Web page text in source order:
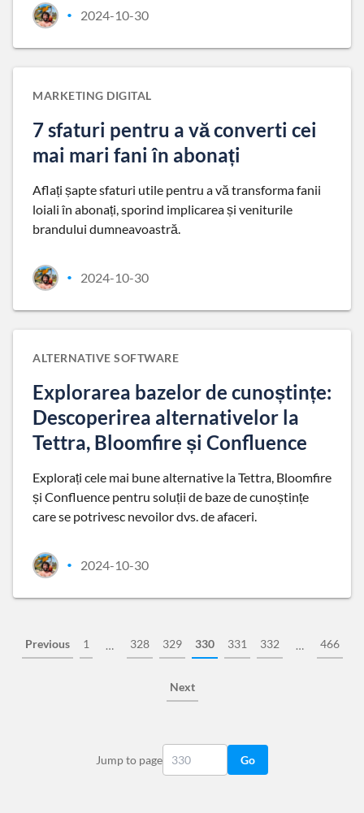
• 2024-10-30
MARKETING DIGITAL
7 sfaturi pentru a vă converti cei
mai mari fani în abonați
Aflați șapte sfaturi utile pentru a vă transforma fanii
loiali în abonați, sporind implicarea și veniturile
brandului dumneavoastră.
• 2024-10-30
ALTERNATIVE SOFTWARE
Explorarea bazelor de cunoștințe:
Descoperirea alternativelor la
Tettra, Bloomfire și Confluence
Explorați cele mai bune alternative la Tettra, Bloomfire
și Confluence pentru soluții de baze de cunoștințe
care se potrivesc nevoilor dvs. de afaceri.
• 2024-10-30
Previous 1 … 328 329 330 331 332 … 466
Next
Jump to page Go